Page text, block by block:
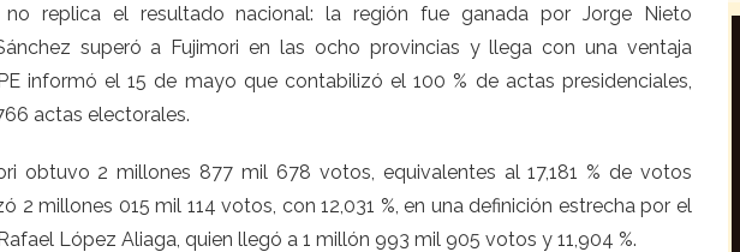
no replica el resultado nacional: la región fue ganada por Jorge Nieto
superó a Fujimori en las ocho provincias y llega con una ventaja
informó el 15 de mayo que contabilizó el 100 % de actas presidenciales,
actas electorales.
obtuvo 2 millones 877 mil 678 votos, equivalentes al 17,181 % de votos
2 millones 015 mil 114 votos, con 12,031 %, en una definición estrecha por el
López Aliaga, quien llegó a 1 millón 993 mil 905 votos y 11,904 %.